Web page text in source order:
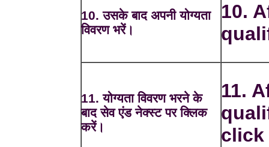
10. उसके बाद अपनी योग्यता
विवरण भरें।
10.
11. योग्यता विवरण भरने के
बाद सेव एंड नेक्स्ट पर क्लिक
करें।
11.
click